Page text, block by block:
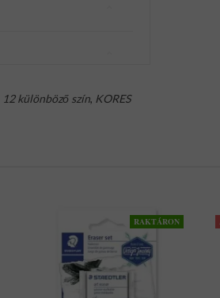
12 különböző szín, KORES
RAKTÁRON